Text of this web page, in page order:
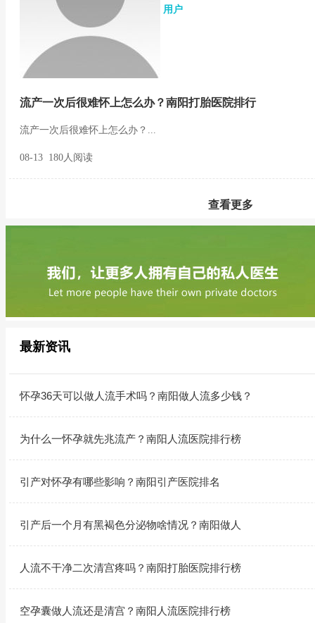
用户
流产一次后很难怀上怎么办？南阳打胎医院排行
流产一次后很难怀上怎么办？...
08-13 180人阅读
查看更多
最新资讯
怀孕36天可以做人流手术吗？南阳做人流多少钱？
为什么一怀孕就先兆流产？南阳人流医院排行榜
引产对怀孕有哪些影响？南阳引产医院排名
引产后一个月有黑褐色分泌物啥情况？南阳做人
人流不干净二次清宫疼吗？南阳打胎医院排行榜
空孕囊做人流还是清宫？南阳人流医院排行榜